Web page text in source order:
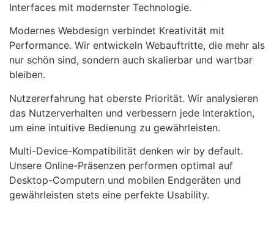
Interfaces mit modernster Technologie.
Modernes Webdesign verbindet Kreativität mit
Performance. Wir entwickeln Webauftritte, die mehr als
nur schön sind, sondern auch skalierbar und wartbar
bleiben.
Nutzererfahrung hat oberste Priorität. Wir analysieren
das Nutzerverhalten und verbessern jede Interaktion,
um eine intuitive Bedienung zu gewährleisten.
Multi-Device-Kompatibilität denken wir by default.
Unsere Online-Präsenzen performen optimal auf
Desktop-Computern und mobilen Endgeräten und
gewährleisten stets eine perfekte Usability.